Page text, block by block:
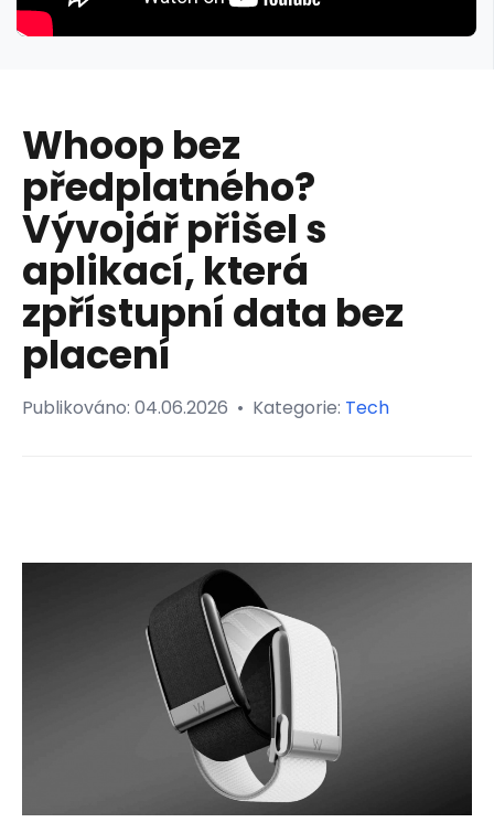
Whoop bez
předplatného?
Vývojář přišel s
aplikací, která
zpřístupní data bez
placení
Publikováno: 04.06.2026 • Kategorie: Tech